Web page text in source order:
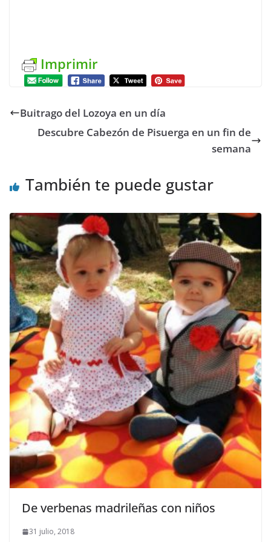
Imprimir
Buitrago del Lozoya en un día
Descubre Cabezón de Pisuerga en un fin de
semana
También te puede gustar
De verbenas madrileñas con niños
31 julio, 2018